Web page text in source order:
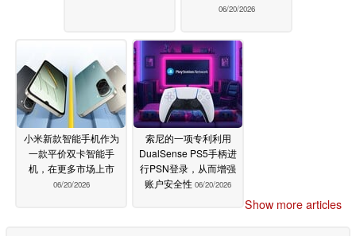
06/20/2026
小米新款智能手机作为
一款平价双卡智能手
机，在更多市场上市
06/20/2026
索尼的一项专利利用
DualSense PS5手柄进
行PSN登录，从而增强
账户安全性 06/20/2026
Show more articles